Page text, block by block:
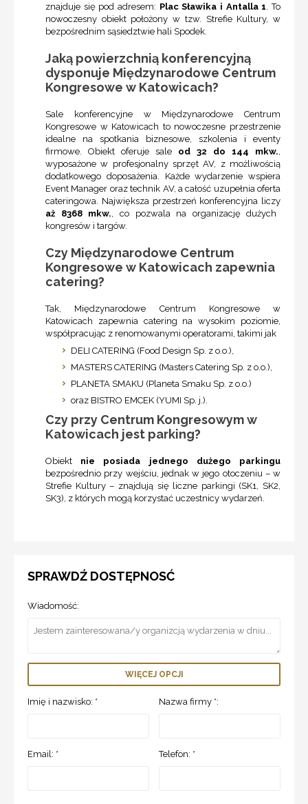
znajduje się pod adresem: Plac Sławika i Antalla 1 . To
nowoczesny obiekt położony w tzw. Strefie Kultury, w
bezpośrednim sąsiedztwie hali Spodek.
Jaką powierzchnią konferencyjną
dysponuje Międzynarodowe Centrum
Kongresowe w Katowicach?
Sale konferencyjne w Międzynarodowe Centrum
Kongresowe w Katowicach to nowoczesne przestrzenie
idealne na spotkania biznesowe, szkolenia i eventy
firmowe. Obiekt oferuje sale od 32 do 144 mkw.
wyposażone w profesjonalny sprzęt AV, z możliwością
dodatkowego doposażenia. Każde wydarzenie wspiera
Event Manager oraz technik AV, a całość uzupełnia oferta
cateringowa. Największa przestrzeń konferencyjna liczy
aż 8368 mkw. , co pozwala na organizację dużych
kongresów i targów.
Czy Międzynarodowe Centrum
Kongresowe w Katowicach zapewnia
catering?
Tak, Międzynarodowe Centrum Kongresowe w
Katowicach zapewnia catering na wysokim poziomie,
współpracując z renomowanymi operatorami, takimi jak
DELI CATERING (Food Design Sp. z o.o.),
MASTERS CATERING (Masters Catering Sp. z o.o.),
PLANETA SMAKU (Planeta Smaku Sp. z o.o.)
oraz BISTRO EMCEK (YUMI Sp. j.).
Czy przy Centrum Kongresowym w
Katowicach jest parking?
Obiekt nie posiada jednego dużego parkingu
bezpośrednio przy wejściu, jednak w jego otoczeniu – w
Strefie Kultury – znajdują się liczne parkingi (SK1, SK2,
SK3), z których mogą korzystać uczestnicy wydarzeń.
SPRAWDŹ DOSTĘPNOSĆ
Wiadomość:
WIĘCEJ OPCJI
Imię i nazwisko: * Nazwa firmy *:
Email: * Telefon: *